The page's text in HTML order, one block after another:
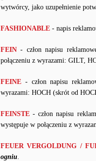
wytwórcy, jako uzupełnienie
FASHIONABLE - napis
FEIN - człon napisu
połączeniu z wyrazami: GILT,
FEINE - człon napisu
wyrazami: HOCH (skrót od
FEINSTE - człon napisu
występuje w połączeniu z
FEUER VERGOLDUNG /
ogniu.